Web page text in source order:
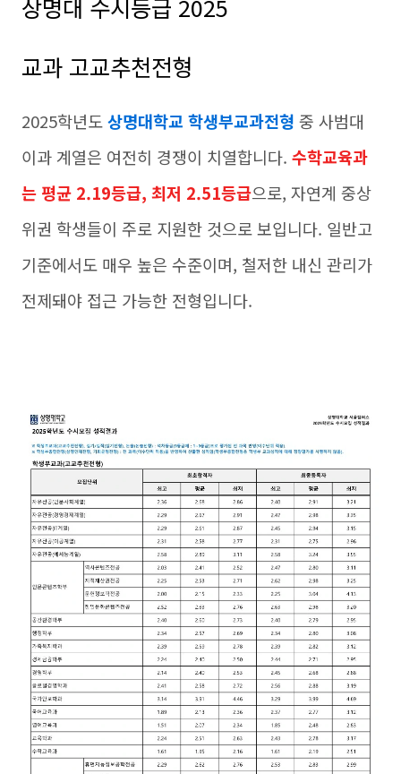
상명대 수시등급 2025
교과 고교추천전형
2025학년도상명대학교 학생부교과전형 중 사범대
이과 계열은 여전히 경쟁이 치열합니다. 수학교육과
는 평균 2.19등급, 최저 2.51등급으로, 자연계 중상
위권 학생들이 주로 지원한 것으로 보입니다. 일반고
기준에서도 매우 높은 수준이며, 철저한 내신 관리가
전제돼야 접근 가능한 전형입니다.